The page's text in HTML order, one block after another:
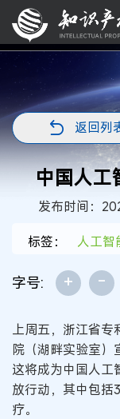
返回列
中国人工
发布时间：
标签：
人工智
字号: + -
上周五，浙江省专
院（湖畔实验室）
这将成为中国人工
放行动，其中包括
疗。